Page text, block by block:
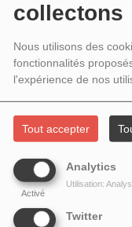
collectons
Nous utilisons des
fonctionnalités
l'expérience de nos
Tout accepter
Analytics
Activé
Utilisation:
Twitter